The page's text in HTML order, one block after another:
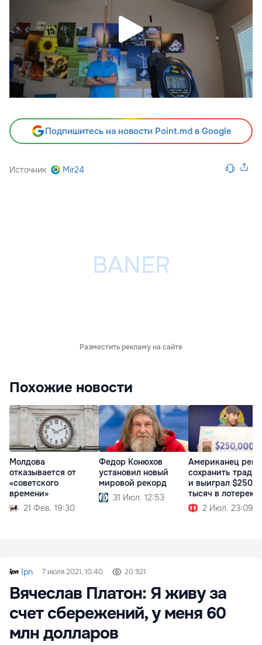
Подпишитесь на новости Point.md в Google
Источник Mir24
Разместить рекламу на сайте
Похожие новости
Молдова
отказывается от
«советского
времени»
21 Фев. 19:30
Федор Конюхов
установил новый
мировой рекорд
31 Июл. 12:53
Американец
сохранить
и выиграл $250
тысяч в лотерею
2 Июл. 23:09
Ipn 7 июля 2021, 10:40 20 921
Вячеслав Платон: Я живу за
счет сбережений, у меня 60
млн долларов